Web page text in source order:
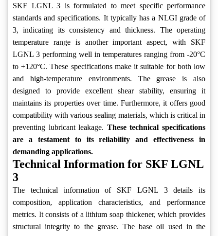
SKF LGNL 3 is formulated to meet specific performance
standards and specifications. It typically has a NLGI grade of
3, indicating its consistency and thickness. The operating
temperature range is another important aspect, with SKF
LGNL 3 performing well in temperatures ranging from -20°C
to +120°C. These specifications make it suitable for both low
and high-temperature environments. The grease is also
designed to provide excellent shear stability, ensuring it
maintains its properties over time. Furthermore, it offers good
compatibility with various sealing materials, which is critical in
preventing lubricant leakage. These technical specifications
are a testament to its reliability and effectiveness in
demanding applications.
Technical Information for SKF LGNL
3
The technical information of SKF LGNL 3 details its
composition, application characteristics, and performance
metrics. It consists of a lithium soap thickener, which provides
structural integrity to the grease. The base oil used in the